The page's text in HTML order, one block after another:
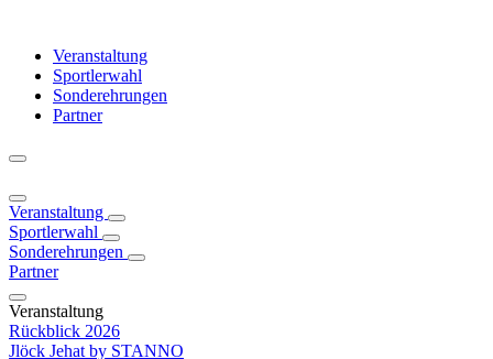
Veranstaltung
Sportlerwahl
Sonderehrungen
Partner
Veranstaltung
Sportlerwahl
Sonderehrungen
Partner
Veranstaltung
Rückblick 2026
Jlöck Jehat by STANNO